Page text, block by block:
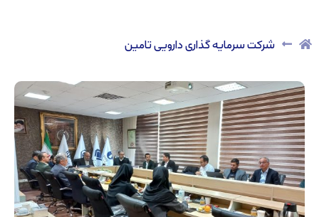
شرکت سرمایه گذاری دارویی تامین